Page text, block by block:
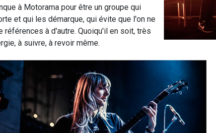
à Motorama pour être un groupe qui
et qui les démarque, qui évite que l'on ne
références à d'autre. Quoiqu'il en soit, très
à suivre, à revoir même.